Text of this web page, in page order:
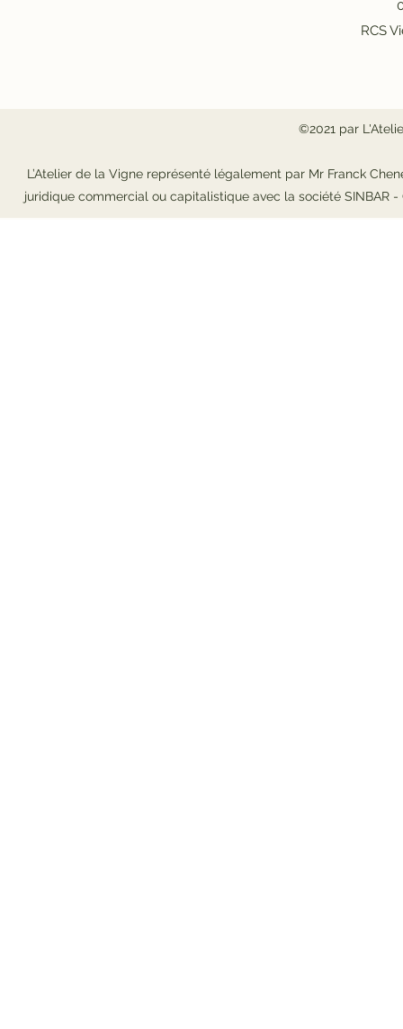
RCS
©2021 par
L’Atelier de la Vigne représenté légalement par Mr Franck
juridique commercial ou capitalistique avec la société SINBAR